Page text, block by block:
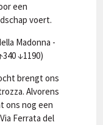
een
voert.
Madonna -
↓1190)
brengt ons
Alvorens
ons nog een
Ferrata del